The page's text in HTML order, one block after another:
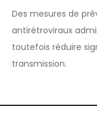
Des mesures de
antirétroviraux
toutefois réduire
transmission.